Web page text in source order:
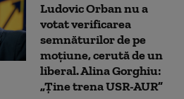
Ludovic Orban nu a
votat verificarea
semnăturilor de pe
moțiune, cerută de un
liberal. Alina Gorghiu:
„Ține trena USR-AUR”